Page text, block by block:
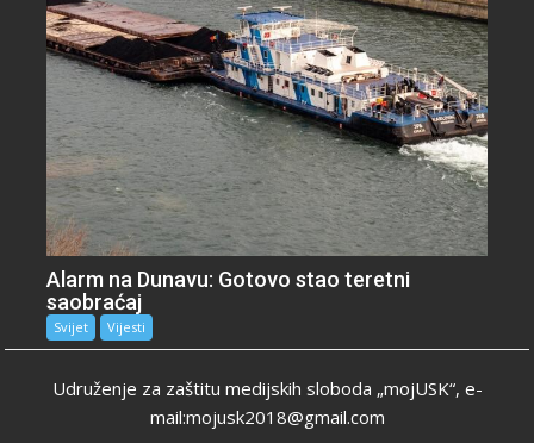
Alarm na Dunavu: Gotovo stao teretni
saobraćaj
Svijet Vijesti
Udruženje za zaštitu medijskih sloboda „mojUSK“, e-
mail:mojusk2018@gmail.com